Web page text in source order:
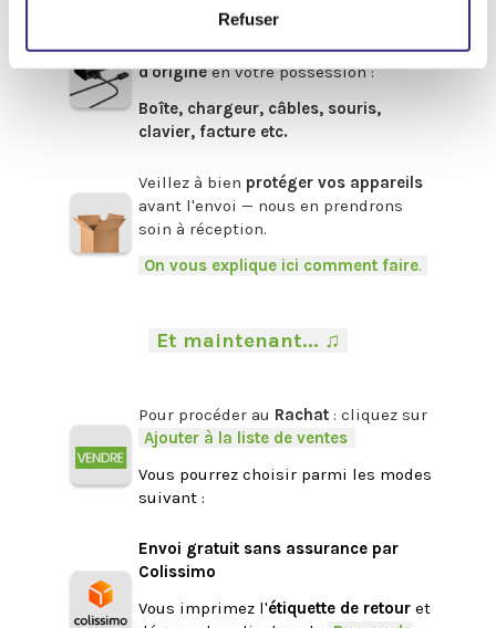
Refuser
Afin de bénéficier du meilleur prix,
pensez à fournir les accessoires
d'origineen votre possession :
Boîte, chargeur, câbles, souris,
clavier, facture etc.
Veillez à bien protéger vos appareils
avant l'envoi — nous en prendrons
soin à réception.
On vous explique ici comment faire.
Et maintenant... ♫
Pour procéder au Rachat : cliquez sur
Ajouter à la liste de ventes
Vous pourrez choisir parmi les modes
suivant :
Envoi gratuit sans assurance par
Colissimo
Vous imprimez l'étiquette de retour et